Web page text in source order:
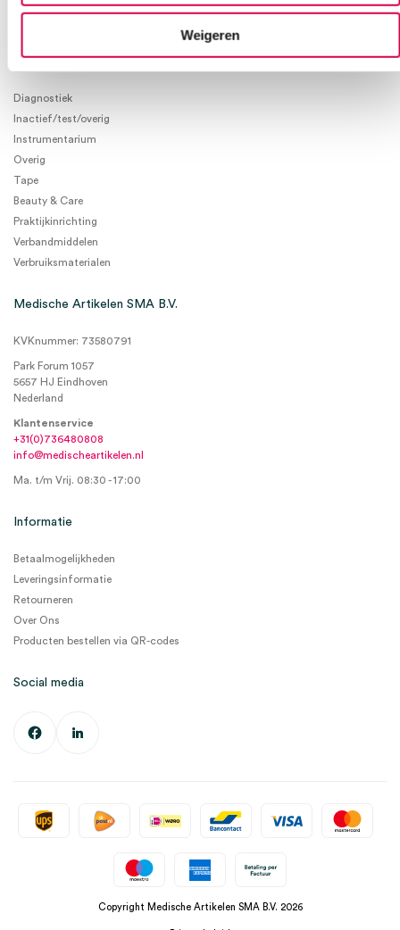
Weigeren
Product categorieën
Diagnostiek
Inactief/test/overig
Instrumentarium
Overig
Tape
Beauty & Care
Praktijkinrichting
Verbandmiddelen
Verbruiksmaterialen
Medische Artikelen SMA B.V.
KVKnummer: 73580791
Park Forum 1057
5657 HJ Eindhoven
Nederland
Klantenservice
+31(0)736480808
info@medischeartikelen.nl
Ma. t/m Vrij. 08:30 - 17:00
Informatie
Betaalmogelijkheden
Leveringsinformatie
Retourneren
Over Ons
Producten bestellen via QR-codes
Social media
Copyright Medische Artikelen SMA B.V. 2026